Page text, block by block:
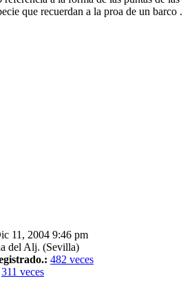
que recuerdan a la proa de un barco .
11, 2004 9:46 pm
del Alj. (Sevilla)
482 veces
311 veces